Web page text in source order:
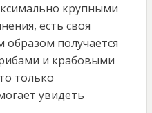
крупными
есть своя
получается
и крабовыми
только
увидеть